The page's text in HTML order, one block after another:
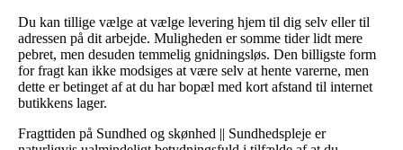
Du kan tillige vælge at vælge levering hjem til dig selv eller til
adressen på dit arbejde. Muligheden er somme tider lidt mere
pebret, men desuden temmelig gnidningsløs. Den billigste form
for fragt kan ikke modsiges at være selv at hente varerne, men
dette er betinget af at du har bopæl med kort afstand til internet
butikkens lager.
Fragttiden på Sundhed og skønhed || Sundhedspleje er